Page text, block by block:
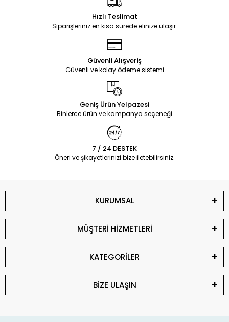
Hızlı Teslimat
Siparişleriniz en kısa sürede elinize ulaşır.
Güvenli Alışveriş
Güvenli ve kolay ödeme sistemi
Geniş Ürün Yelpazesi
Binlerce ürün ve kampanya seçeneği
7 / 24 DESTEK
Öneri ve şikayetlerinizi bize iletebilirsiniz.
KURUMSAL
MÜŞTERİ HİZMETLERİ
KATEGORİLER
BİZE ULAŞIN